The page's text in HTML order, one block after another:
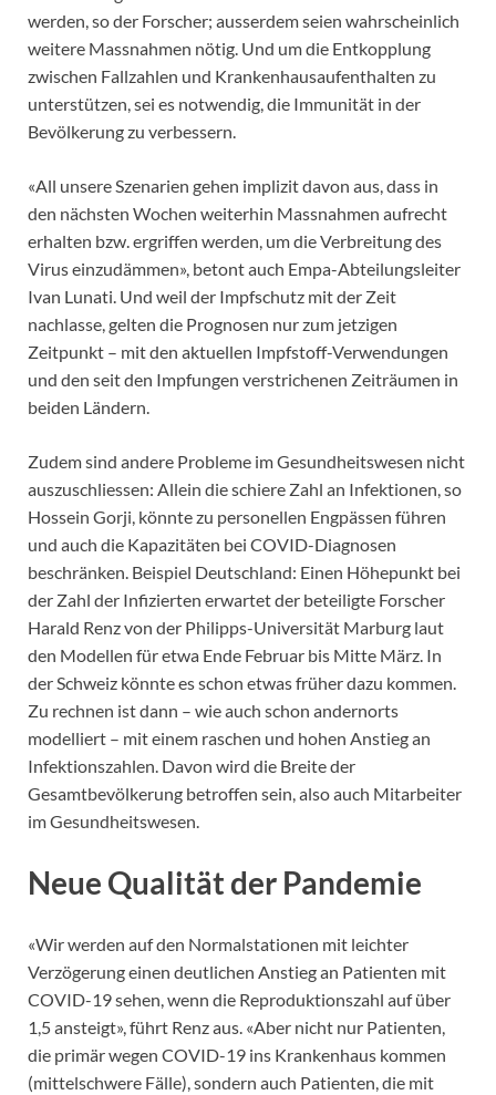
werden, so der Forscher; ausserdem seien wahrscheinlich
weitere Massnahmen nötig. Und um die Entkopplung
zwischen Fallzahlen und Krankenhausaufenthalten zu
unterstützen, sei es notwendig, die Immunität in der
Bevölkerung zu verbessern.
«All unsere Szenarien gehen implizit davon aus, dass in
den nächsten Wochen weiterhin Massnahmen aufrecht
erhalten bzw. ergriffen werden, um die Verbreitung des
Virus einzudämmen», betont auch Empa-Abteilungsleiter
Ivan Lunati. Und weil der Impfschutz mit der Zeit
nachlasse, gelten die Prognosen nur zum jetzigen
Zeitpunkt – mit den aktuellen Impfstoff-Verwendungen
und den seit den Impfungen verstrichenen Zeiträumen in
beiden Ländern.
Zudem sind andere Probleme im Gesundheitswesen nicht
auszuschliessen: Allein die schiere Zahl an Infektionen, so
Hossein Gorji, könnte zu personellen Engpässen führen
und auch die Kapazitäten bei COVID-Diagnosen
beschränken. Beispiel Deutschland: Einen Höhepunkt bei
der Zahl der Infizierten erwartet der beteiligte Forscher
Harald Renz von der Philipps-Universität Marburg laut
den Modellen für etwa Ende Februar bis Mitte März. In
der Schweiz könnte es schon etwas früher dazu kommen.
Zu rechnen ist dann – wie auch schon andernorts
modelliert – mit einem raschen und hohen Anstieg an
Infektionszahlen. Davon wird die Breite der
Gesamtbevölkerung betroffen sein, also auch Mitarbeiter
im Gesundheitswesen.
Neue Qualität der Pandemie
«Wir werden auf den Normalstationen mit leichter
Verzögerung einen deutlichen Anstieg an Patienten mit
COVID-19 sehen, wenn die Reproduktionszahl auf über
1,5 ansteigt», führt Renz aus. «Aber nicht nur Patienten,
die primär wegen COVID-19 ins Krankenhaus kommen
(mittelschwere Fälle), sondern auch Patienten, die mit